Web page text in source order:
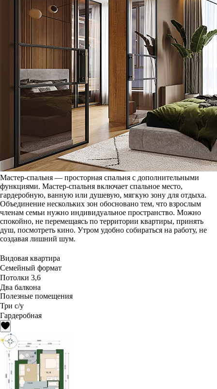
Мастер-спальня — просторная спальня с дополнительными
функциями. Мастер-спальня включает спальное место,
гардеробную, ванную или душевую, мягкую зону для отдыха.
Объединение нескольких зон обосновано тем, что взрослым
членам семьи нужно индивидуальное пространство. Можно
спокойно, не перемещаясь по территории квартиры, принять
душ, посмотреть кино. Утром удобно собираться на работу, не
создавая лишний шум.
Видовая квартира
Семейный формат
Потолки 3,6
Два балкона
Полезные помещения
Три с/у
Гардеробная